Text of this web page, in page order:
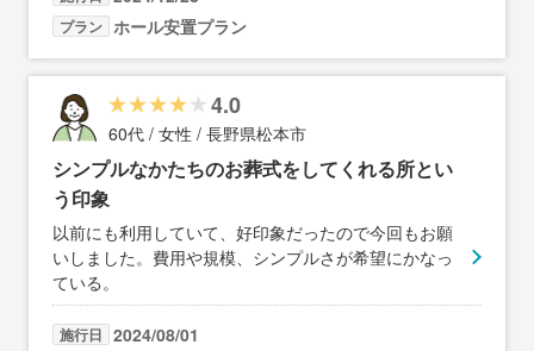
プラン ホール安置プラン
4.0
60代 / 女性 / 長野県松本市
シンプルなかたちのお葬式をしてくれる所とい
う印象
以前にも利用していて、好印象だったので今回もお願
いしました。費用や規模、シンプルさが希望にかなっ
ている。
施行日 2024/08/01